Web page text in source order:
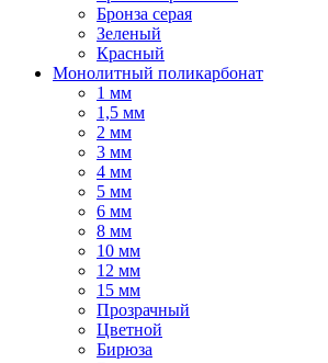
Бронза серая
Зеленый
Красный
Монолитный поликарбонат
1 мм
1,5 мм
2 мм
3 мм
4 мм
5 мм
6 мм
8 мм
10 мм
12 мм
15 мм
Прозрачный
Цветной
Бирюза